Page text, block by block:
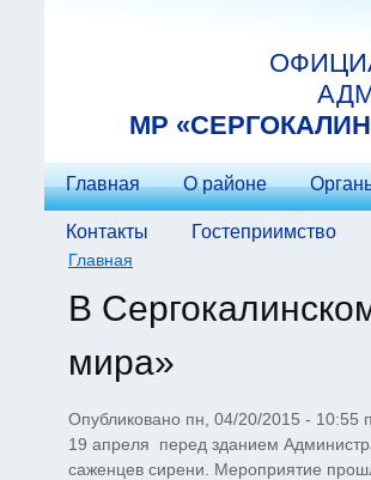
МP
Главная О районе
Контакты Гостеприимство
Вы здесь
Главная
В
мира»
Опубликовано пн, 04/20/2015 - 10:55
19 апреля перед зданием
саженцев сирени. Мероприятие